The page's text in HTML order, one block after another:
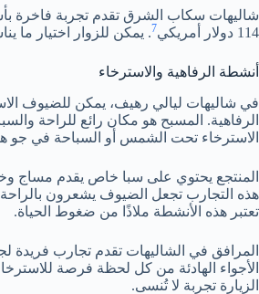
شاليهات سكاب الشرق تقدم تجربة فاخرة
114 دولار أمريكي
7. يمكن للزوار اختيار ما
أنشطة الرفاهية والاسترخاء
في شاليهات ليالي رهيف، يمكن للضيوف
الرفاهية. المسبح هو مكان رائع للراحة
الاسترخاء تحت الشمس أو السباحة في جو
المنتجع يحتوي على سبا خاص يقدم مساج
هذه التجارب تجعل الضيوف يشعرون بالراحة
تعتبر هذه الأنشطة ملاذًا من ضغوط الحياة.
المرافق في الشاليهات تقدم تجارب فريدة
الأجواء الهادئة من كل لحظة فرصة
الزيارة تجربة لا تُنسى.